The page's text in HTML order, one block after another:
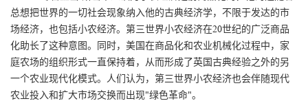
总想把世界的一切社会现象纳入他的古典经济学，不限于发达的市
场经济，也包括小农经济。第三世界小农经济在20世纪的广泛商品
化助长了这种意图。同时，美国在商品化和农业机械化过程中，家
庭农场的组织形式一直保持着，从而形成了英国古典经验之外的另
一个农业现代化模式。人们认为，第三世界小农经济也会伴随现代
农业投入和扩大市场交换而出现"绿色革命"。